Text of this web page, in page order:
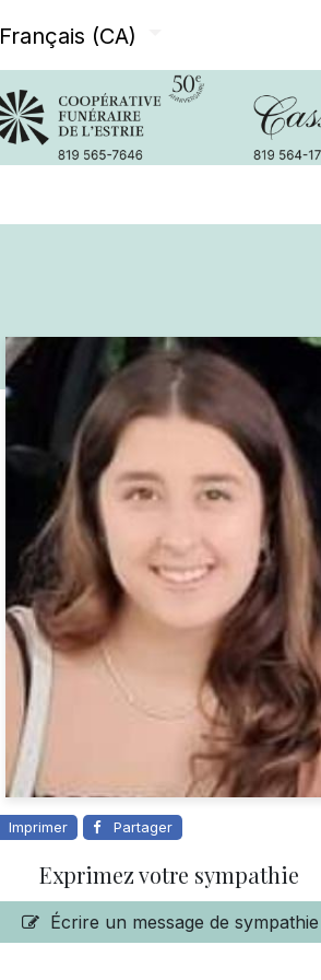
Français (CA)
Imprimer Partager
Exprimez votre sympathie
Écrire un message de sympathie